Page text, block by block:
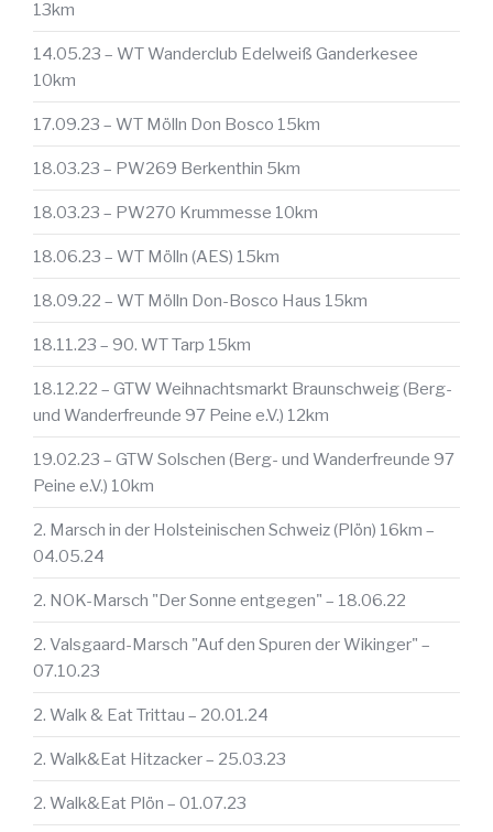
13km
14.05.23 – WT Wanderclub Edelweiß Ganderkesee
10km
17.09.23 – WT Mölln Don Bosco 15km
18.03.23 – PW269 Berkenthin 5km
18.03.23 – PW270 Krummesse 10km
18.06.23 – WT Mölln (AES) 15km
18.09.22 – WT Mölln Don-Bosco Haus 15km
18.11.23 – 90. WT Tarp 15km
18.12.22 – GTW Weihnachtsmarkt Braunschweig (Berg-
und Wanderfreunde 97 Peine e.V.) 12km
19.02.23 – GTW Solschen (Berg- und Wanderfreunde 97
Peine e.V.) 10km
2. Marsch in der Holsteinischen Schweiz (Plön) 16km –
04.05.24
2. NOK-Marsch "Der Sonne entgegen" – 18.06.22
2. Valsgaard-Marsch "Auf den Spuren der Wikinger" –
07.10.23
2. Walk & Eat Trittau – 20.01.24
2. Walk&Eat Hitzacker – 25.03.23
2. Walk&Eat Plön – 01.07.23